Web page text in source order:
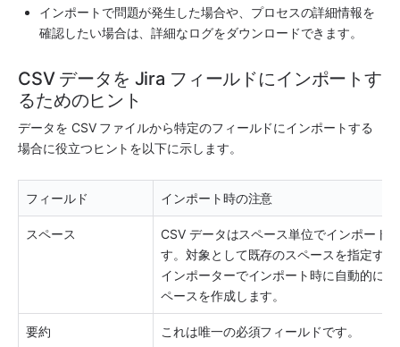
インポートで問題が発生した場合や、プロセスの詳細情報を
確認したい場合は、詳細なログをダウンロードできます。
CSV データを Jira フィールドにインポートす
るためのヒント
データを CSV ファイルから特定のフィールドにインポートする
場合に役立つヒントを以下に示します。
フィールド インポート時の注意
スペース CSV データはスペース単位でインポート
す。対象として既存のスペースを指定す
インポーターでインポート時に自動的に新
ペースを作成します。
要約 これは唯一の必須フィールドです。